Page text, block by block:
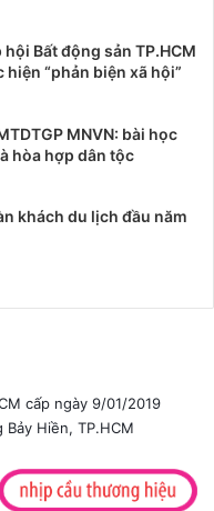
hội Bất động sản TP.HCM
“phản biện xã hội”
MNVN: bài học
hòa hợp dân tộc
khách du lịch đầu năm
cấp ngày 9/01/2019
Hiền, TP.HCM